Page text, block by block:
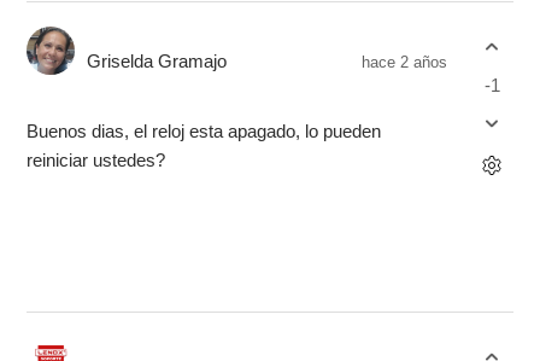
Griselda Gramajo hace 2 años
Buenos dias, el reloj esta apagado, lo pueden
reiniciar ustedes?
-1